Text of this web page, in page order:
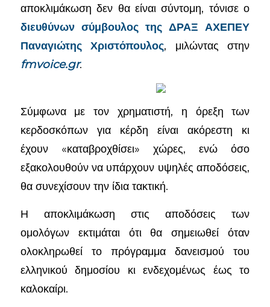
αποκλιμάκωση δεν θα είναι σύντομη, τόνισε ο
διευθύνων σύμβουλος της ΔΡΑΞ ΑΧΕΠΕΥ
Παναγιώτης Χριστόπουλος, μιλώντας στην
fmvoice.gr.
Σύμφωνα με τον χρηματιστή, η όρεξη των
κερδοσκόπων για κέρδη είναι ακόρεστη κι
έχουν «καταβροχθίσει» χώρες, ενώ όσο
εξακολουθούν να υπάρχουν υψηλές αποδόσεις,
θα συνεχίσουν την ίδια τακτική.
Η αποκλιμάκωση στις αποδόσεις των
ομολόγων εκτιμάται ότι θα σημειωθεί όταν
ολοκληρωθεί το πρόγραμμα δανεισμού του
ελληνικού δημοσίου κι ενδεχομένως έως το
καλοκαίρι.